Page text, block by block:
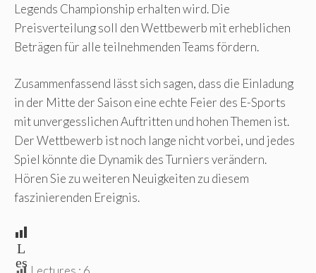
Legends Championship erhalten wird. Die
Preisverteilung soll den Wettbewerb mit erheblichen
Beträgen für alle teilnehmenden Teams fördern.
Zusammenfassend lässt sich sagen, dass die Einladung
in der Mitte der Saison eine echte Feier des E-Sports
mit unvergesslichen Auftritten und hohen Themen ist.
Der Wettbewerb ist noch lange nicht vorbei, und jedes
Spiel könnte die Dynamik des Turniers verändern.
Hören Sie zu weiteren Neuigkeiten zu diesem
faszinierenden Ereignis.
L
es